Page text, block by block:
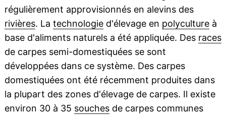
régulièrement approvisionnés en alevins des
rivières. La technologied'élevage en polycultureà
base d'aliments naturels a été appliquée. Des races
de carpes semi-domestiquées se sont
développées dans ce système. Des carpes
domestiquées ont été récemment produites dans
la plupart des zones d'élevage de carpes. Il existe
environ 30 à 35 souchesde carpes communes